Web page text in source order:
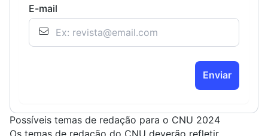
E-mail
Enviar
Possíveis temas de redação para o CNU 2024
Os temas de redação do CNU deverão refletir